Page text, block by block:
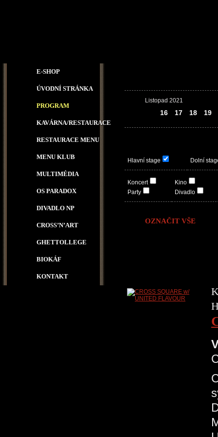
E-SHOP
ÚVODNÍ STRÁNKA
PROGRAM
KAVÁRNA/RESTAURACE
RESTAURACE MENU
MENU KLUB
MULTIMÉDIA
OS PARADOX
DIVADLO NP
CROSS’N’ART
GHETTOLLEGE
BIOKÁF
KONTAKT
Listopad 2021
16 17 18 19
Hlavní stage Dolní
Koncert
Party
Kino
Divadlo
OZNAČIT VŠE